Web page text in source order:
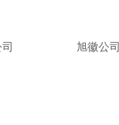
旭徽公司